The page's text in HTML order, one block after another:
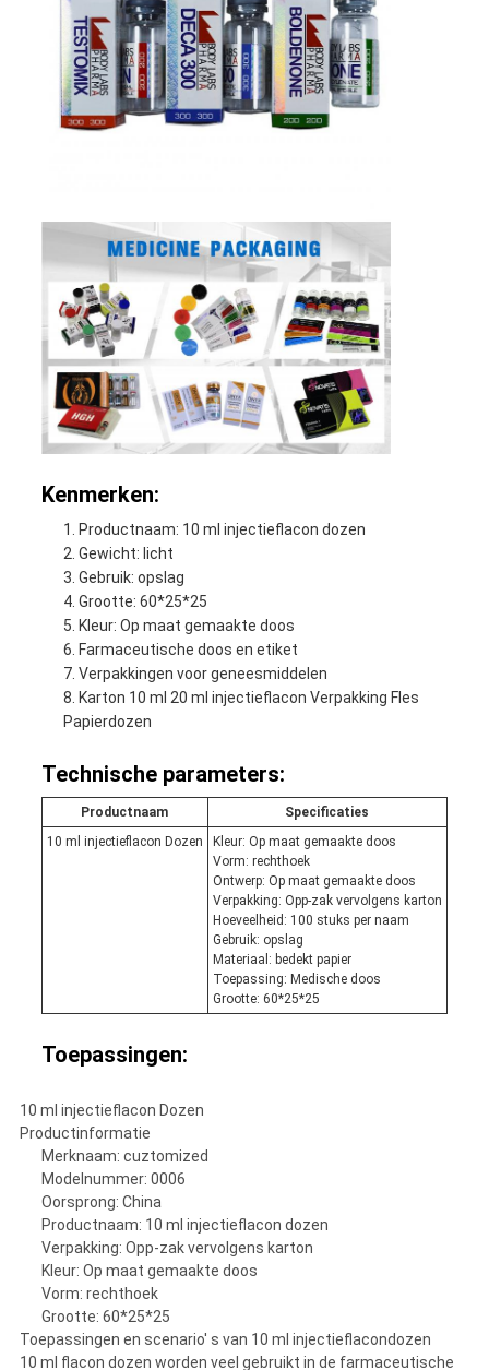
Kenmerken:
Productnaam: 10 ml injectieflacon dozen
Gewicht: licht
Gebruik: opslag
Grootte: 60*25*25
Kleur: Op maat gemaakte doos
Farmaceutische doos en etiket
Verpakkingen voor geneesmiddelen
Karton 10 ml 20 ml injectieflacon Verpakking Fles
Papierdozen
Technische parameters:
Productnaam
Specificaties
10 ml injectieflacon Dozen
Kleur: Op maat gemaakte doos
Vorm: rechthoek
Ontwerp: Op maat gemaakte doos
Verpakking: Opp-zak vervolgens karton
Hoeveelheid: 100 stuks per naam
Gebruik: opslag
Materiaal: bedekt papier
Toepassing: Medische doos
Grootte: 60*25*25
Toepassingen:
10 ml injectieflacon Dozen
Productinformatie
Merknaam: cuztomized
Modelnummer: 0006
Oorsprong: China
Productnaam: 10 ml injectieflacon dozen
Verpakking: Opp-zak vervolgens karton
Kleur: Op maat gemaakte doos
Vorm: rechthoek
Grootte: 60*25*25
Toepassingen en scenario' s van 10 ml injectieflacondozen
10 ml flacon dozen worden veel gebruikt in de farmaceutische